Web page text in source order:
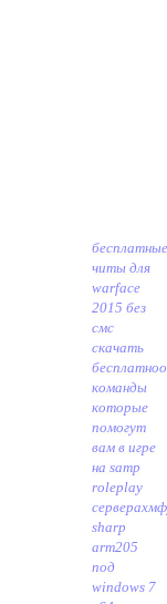
бесплатные
читы для
warface
2015 без
смс
скачать
бесплатно
команды
которые
помогут
вам в игре
на samp
roleplay
серверах
sharp
arm205
под
windows 7